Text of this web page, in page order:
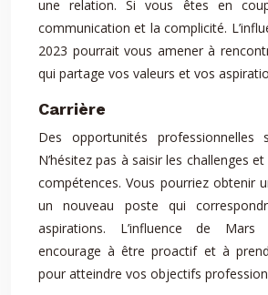
une relation. Si vous êtes en
communication et la complicité.
2023 pourrait vous amener à
qui partage vos valeurs et vos
Carrière
Des opportunités professionnelles
N’hésitez pas à saisir les challenges
compétences. Vous pourriez obtenir
un nouveau poste qui
aspirations. L’influence de
encourage à être proactif et à
pour atteindre vos objectifs